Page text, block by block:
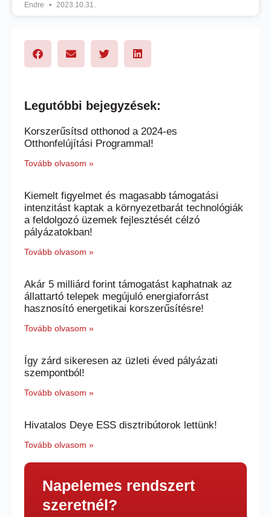
Endre 2023.10.31.
Legutóbbi bejegyzések:
Korszerűsítsd otthonod a 2024-es
Otthonfelújítási Programmal!
Tovább olvasom »
Kiemelt figyelmet és magasabb támogatási
intenzitást kaptak a környezetbarát technológiák
a feldolgozó üzemek fejlesztését célzó
pályázatokban!
Tovább olvasom »
Akár 5 milliárd forint támogatást kaphatnak az
állattartó telepek megújuló energiaforrást
hasznosító energetikai korszerűsítésre!
Tovább olvasom »
Így zárd sikeresen az üzleti éved pályázati
szempontból!
Tovább olvasom »
Hivatalos Deye ESS disztribútorok lettünk!
Tovább olvasom »
Napelemes rendszert
szeretnél?